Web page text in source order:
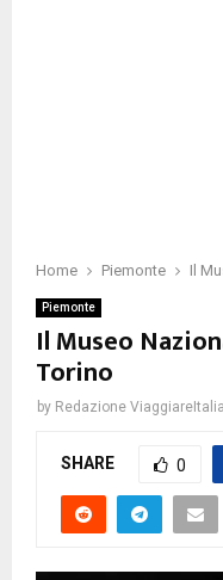
Home Piemonte Il
Piemonte
Il Museo
Torino
by Redazione ViaggiareItalia
SHARE 0